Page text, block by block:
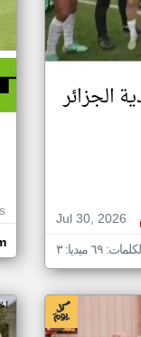
الجزائر
Jul 30, 2026
٦٩ ميديا: ٣